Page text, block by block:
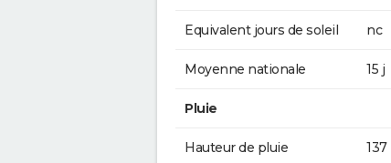
Equivalent jours de soleil nc
Moyenne nationale 15 j
Pluie
Hauteur de pluie